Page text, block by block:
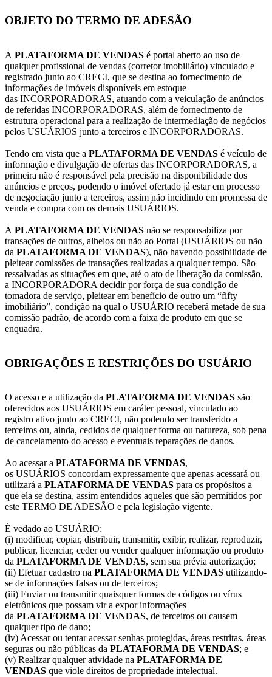
OBJETO DO TERMO DE ADESÃO
A PLATAFORMA DE VENDAS é portal aberto ao uso de
qualquer profissional de vendas (corretor imobiliário) vinculado e
registrado junto ao CRECI, que se destina ao fornecimento de
informações de imóveis disponíveis em estoque
das INCORPORADORAS, atuando com a veiculação de anúncios
de referidas INCORPORADORAS, além de fornecimento de
estrutura operacional para a realização de intermediação de negócios
pelos USUÁRIOS junto a terceiros e INCORPORADORAS.
Tendo em vista que a PLATAFORMA DE VENDAS é veículo de
informação e divulgação de ofertas das INCORPORADORAS, a
primeira não é responsável pela precisão na disponibilidade dos
anúncios e preços, podendo o imóvel ofertado já estar em processo
de negociação junto a terceiros, assim não incidindo em promessa de
venda e compra com os demais USUÁRIOS.
A PLATAFORMA DE VENDAS não se responsabiliza por
transações de outros, alheios ou não ao Portal (USUÁRIOS ou não
da PLATAFORMA DE VENDAS), não havendo possibilidade de
pleitear comissões de transações realizadas a qualquer tempo. São
ressalvadas as situações em que, até o ato de liberação da comissão,
a INCORPORADORA decidir por força de sua condição de
tomadora de serviço, pleitear em benefício de outro um “fifty
imobiliário”, condição na qual o USUÁRIO receberá metade de sua
comissão padrão, de acordo com a faixa de produto em que se
enquadra.
OBRIGAÇÕES E RESTRIÇÕES DO USUÁRIO
O acesso e a utilização da PLATAFORMA DE VENDAS são
oferecidos aos USUÁRIOS em caráter pessoal, vinculado ao
registro ativo junto ao CRECI, não podendo ser transferido a
terceiros ou, ainda, cedidos de qualquer forma ou natureza, sob pena
de cancelamento do acesso e eventuais reparações de danos.
Ao acessar a PLATAFORMA DE VENDAS,
os USUÁRIOS concordam expressamente que apenas acessará ou
utilizará a PLATAFORMA DE VENDAS para os propósitos a
que ela se destina, assim entendidos aqueles que são permitidos por
este TERMO DE ADESÃO e pela legislação vigente.
É vedado ao USUÁRIO:
(i) modificar, copiar, distribuir, transmitir, exibir, realizar, reproduzir,
publicar, licenciar, ceder ou vender qualquer informação ou produto
da PLATAFORMA DE VENDAS, sem sua prévia autorização;
(ii) Efetuar cadastro na PLATAFORMA DE VENDAS utilizando-
se de informações falsas ou de terceiros;
(iii) Enviar ou transmitir quaisquer formas de códigos ou vírus
eletrônicos que possam vir a expor informações
da PLATAFORMA DE VENDAS, de terceiros ou causem
qualquer tipo de dano;
(iv) Acessar ou tentar acessar senhas protegidas, áreas restritas, áreas
seguras ou não públicas da PLATAFORMA DE VENDAS; e
(v) Realizar qualquer atividade na PLATAFORMA DE
VENDAS que viole direitos de propriedade intelectual.